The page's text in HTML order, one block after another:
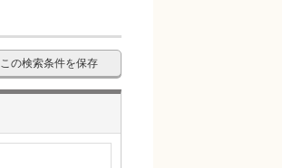
この検索条件を保存